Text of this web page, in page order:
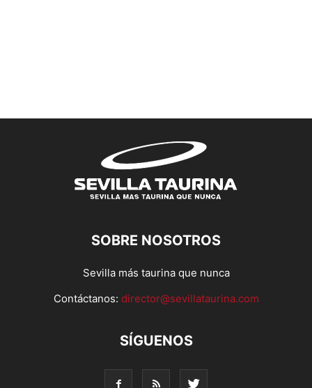
SOBRE NOSOTROS
Sevilla más taurina que nunca
Contáctanos: director@sevillataurina.com
SÍGUENOS